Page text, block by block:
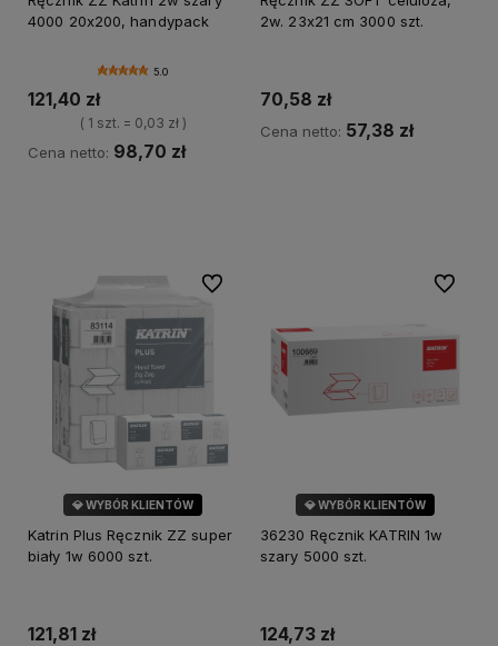
4000 20x200, handypack
5.0
121,40 zł
( 1 szt. = 0,03 zł )
Cena netto: 98,70 zł
2w. 23x21 cm 3000 szt.
70,58 zł
Cena netto: 57,38 zł
💎 WYBÓR KLIENTÓW
Katrin Plus Ręcznik ZZ super
biały 1w 6000 szt.
121,81 zł
Do ulubionych
💎 WYBÓR KLIENTÓW
36230 Ręcznik KATRIN 1w
szary 5000 szt.
124,73 zł
Do